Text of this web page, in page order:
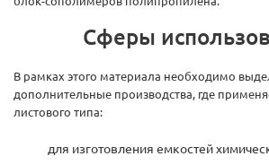
Сферы
В рамках этого материала необходимо
дополнительные производства, где
листового типа:
для изготовления емкостей